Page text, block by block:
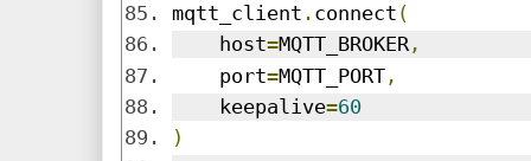
mqtt_client . connect (
    host
=MQTT_BROKER ,
    port
=MQTT_PORT ,
    keepalive
=60
)